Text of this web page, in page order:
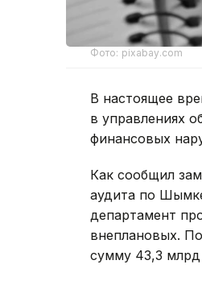
Фото: pixabay.com
В настоящее
в управлениях
финансовых
Как сообщил
аудита по
департамент
внеплановых.
сумму 43,3 млрд